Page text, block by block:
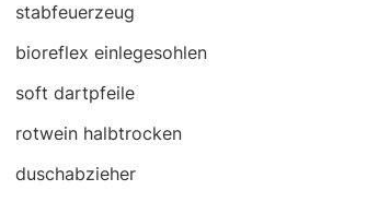
stabfeuerzeug
bioreflex einlegesohlen
soft dartpfeile
rotwein halbtrocken
duschabzieher